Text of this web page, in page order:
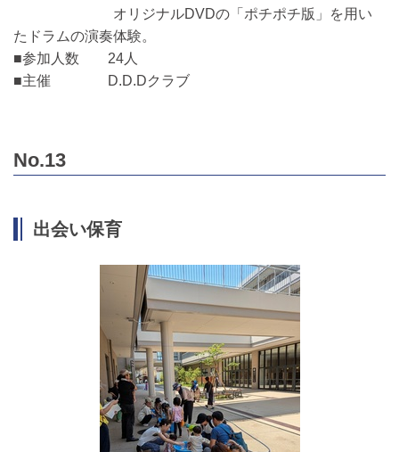
オリジナルDVDの「ポチポチ版」を用い
たドラムの演奏体験。
■参加人数 24人
■主催 D.D.Dクラブ
No.13
出会い保育